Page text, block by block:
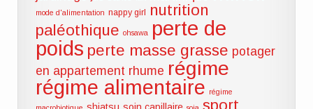
mode d'alimentation nappy girl nutrition
paléothique ohsawa
perte de
poids perte masse grasse potager
en appartement rhume régime
régime alimentaire régime
macrobiotique shiatsu soin capillaire soja sport